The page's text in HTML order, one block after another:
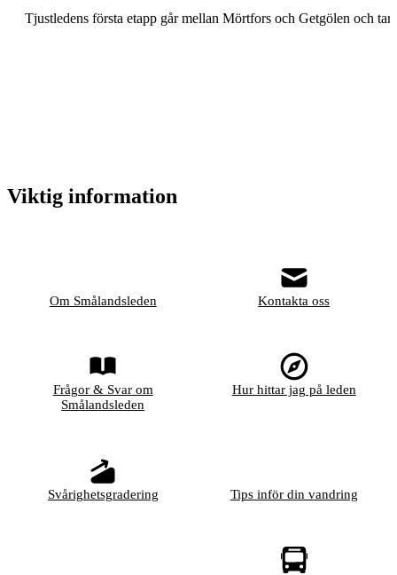
Tjustledens första etapp går mellan Mörtfors och Getgölen och
Viktig information
Om Smålandsleden Kontakta oss
Frågor & Svar om
Smålandsleden
Hur hittar jag på leden
Svårighetsgradering Tips inför din vandring